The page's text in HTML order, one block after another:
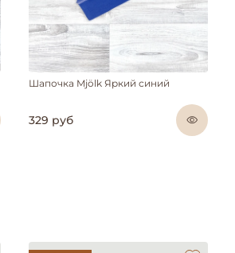
Шапочка Mjölk Яркий синий
329 руб